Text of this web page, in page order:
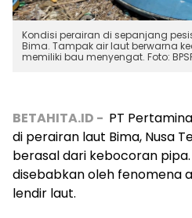
Kondisi perairan di sepanjang
Bima. Tampak air laut berwarna
memiliki bau menyengat. Foto:
BETAHITA.ID - PT
di perairan laut Bima, Nusa
berasal dari kebocoran
disebabkan oleh fenomena
lendir laut.